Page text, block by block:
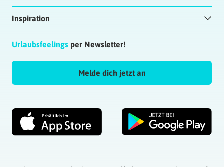
erstatten.
Finale Begründung nach Schriftwechsel: Es
wurde ja ein Platz in der gleichen Kategorie
zugewiesen > Wir empfinden diese
Ablehnung wenig kundenfreundlich !
Erfahrungen schreiben, wenn dann das
urlaubsguru immer das gleiche zurück
schreibt? Es passieren Fehler und wünschen
Inspiration
Urlaubsfeelings per Newsletter!
Melde dich jetzt an